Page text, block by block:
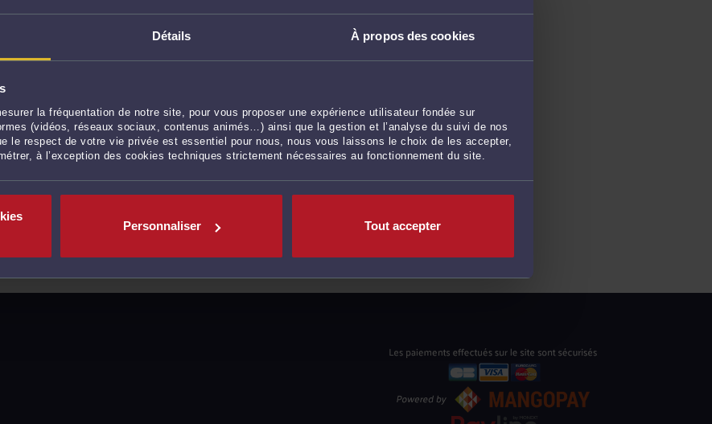
Détails À propos des cookies
la fréquentation de notre site, pour vous proposer une expérience utilisateur fondée sur
(vidéos, réseaux sociaux, contenus animés…) ainsi que la gestion et l’analyse du suivi de nos
le respect de votre vie privée est essentiel pour nous, nous vous laissons le choix de les accepter,
à l’exception des cookies techniques strictement nécessaires au fonctionnement du site.
Personnaliser Tout accepter